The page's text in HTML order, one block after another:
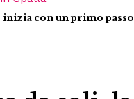
con un primo passo